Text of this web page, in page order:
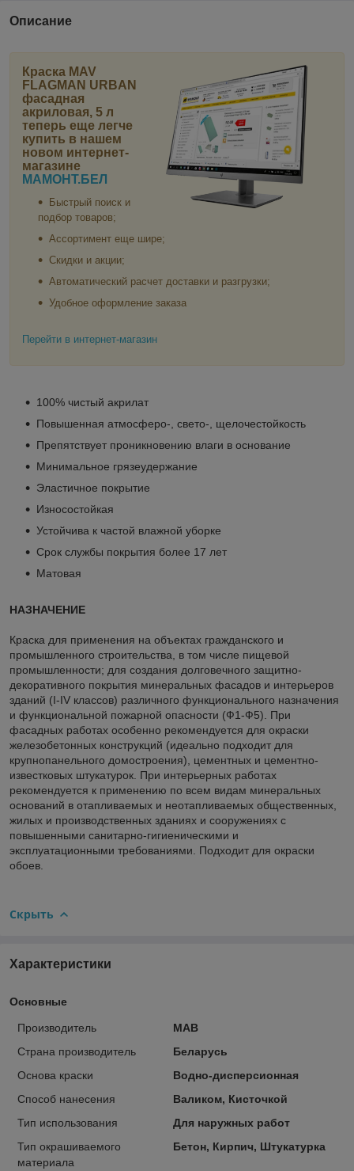
Описание
Краска MAV
FLAGMAN URBAN
фасадная
акриловая, 5 л
теперь еще легче
купить в нашем
новом интернет-
магазине
МАМОНТ.БЕЛ
Быстрый поиск и
подбор товаров;
Ассортимент еще шире;
Скидки и акции;
Автоматический расчет доставки и разгрузки;
Удобное оформление заказа
Перейти в интернет-магазин
100% чистый акрилат
Повышенная атмосферо-, свето-, щелочестойкость
Препятствует проникновению влаги в основание
Минимальное грязеудержание
Эластичное покрытие
Износостойкая
Устойчива к частой влажной уборке
Срок службы покрытия более 17 лет
Матовая
НАЗНАЧЕНИЕ
Краска для применения на объектах гражданского и
промышленного строительства, в том числе пищевой
промышленности; для создания долговечного защитно-
декоративного покрытия минеральных фасадов и интерьеров
зданий (I-IV классов) различного функционального назначения
и функциональной пожарной опасности (Ф1-Ф5). При
фасадных работах особенно рекомендуется для окраски
железобетонных конструкций (идеально подходит для
крупнопанельного домостроения), цементных и цементно-
известковых штукатурок. При интерьерных работах
рекомендуется к применению по всем видам минеральных
оснований в отапливаемых и неотапливаемых общественных,
жилых и производственных зданиях и сооружениях с
повышенными санитарно-гигиеническими и
эксплуатационными требованиями. Подходит для окраски
обоев.
Скрыть
Характеристики
Основные
Производитель
МАВ
Страна производитель
Беларусь
Основа краски
Водно-дисперсионная
Способ нанесения
Валиком, Кисточкой
Тип использования
Для наружных работ
Тип окрашиваемого
материала
Бетон, Кирпич, Штукатурка